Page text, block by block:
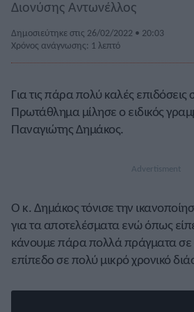
Διονύσης Αντωνέλλος
Δημοσιεύτηκε στις 26/02/2022 • 20:03
Χρόνος ανάγνωσης: 1 λεπτό
Για τις πάρα πολύ καλές επιδόσεις
Πρωτάθλημα μίλησε ο ειδικός
Παναγιώτης Δημάκος.
Ο κ. Δημάκος τόνισε την
για τα αποτελέσματα ενώ όπως
κάνουμε πάρα πολλά πράγματα
επίπεδο σε πολύ μικρό χρονικό